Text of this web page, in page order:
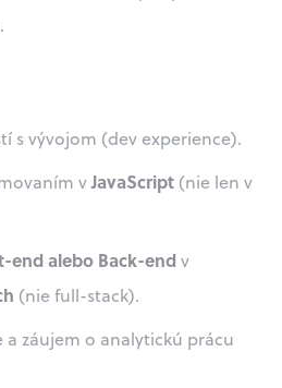
s vývojom (dev experience).
vJavaScript (nie len v
end alebo Back-end v
(nie full-stack).
a záujem o analytickú prácu